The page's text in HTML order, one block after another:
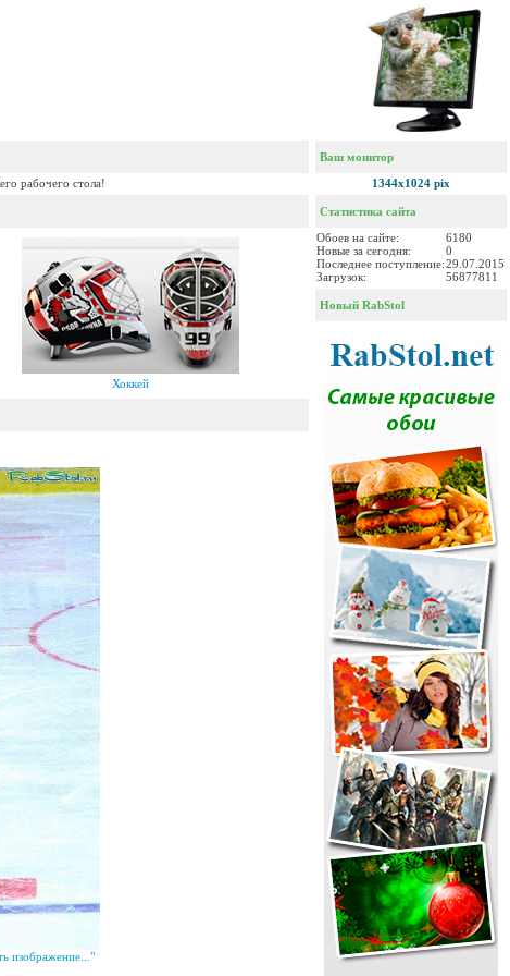
рабочего стола!
Хоккей
изображение..."
Ваш монитор
1344x1024 pix
Статистика сайта
Обоев на сайте:
6180
Новые за сегодня:
0
Последнее поступление:29.07.2015
Загрузок:
56877811
Новый RabStol